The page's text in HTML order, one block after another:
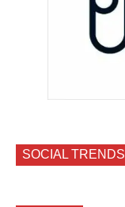
SOCIAL TRENDS